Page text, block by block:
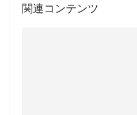
関連コンテンツ